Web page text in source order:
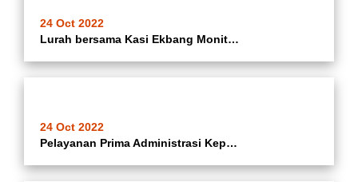
24 Oct 2022
Lurah bersama Kasi Ekbang Monitoring Perbaikan Jalan Keamanan Kelurahan Kebon Besar
24 Oct 2022
Pelayanan Prima Administrasi Kependudukan Masyarakat Kelurahan Kebon Besar